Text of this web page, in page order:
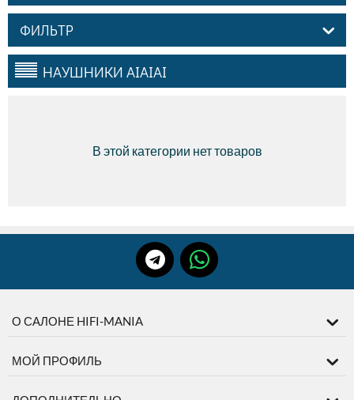
ФИЛЬТР
НАУШНИКИ AIAIAI
В этой категории нет товаров
О САЛОНЕ HIFI-MANIA
МОЙ ПРОФИЛЬ